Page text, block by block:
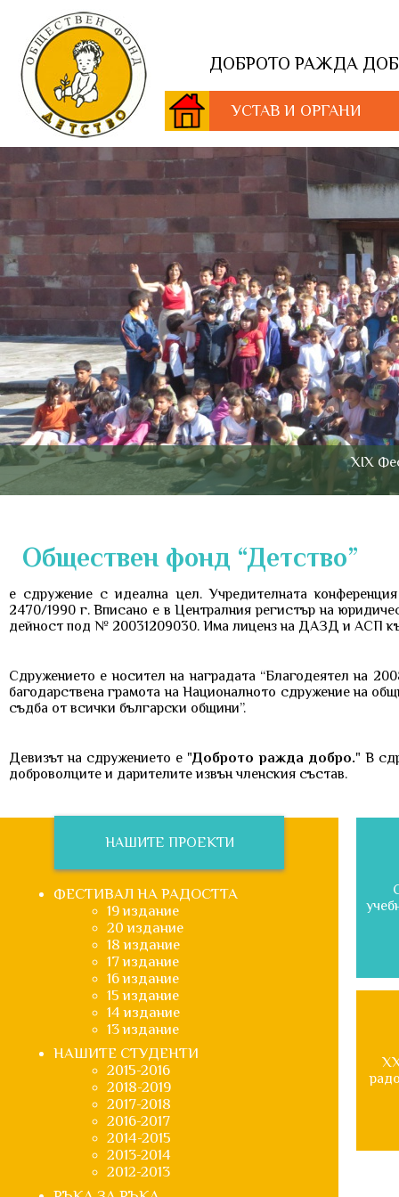
ДОБРОТО РАЖДА
УСТАВ И ОРГАНИ
ХІХ
Обществен фонд “Детство”
е сдружение с идеална цел. Учредителната
2470/1990 г. Вписано e в Централния регистър на
дейност под № 20031209030. Има лиценз на ДАЗД и АСП
Сдружението е носител на наградата “Благодеятел на
багодарствена грамота на Националното сдружение на
съдба от всички български общини”.
Девизът на сдружението е "Доброто ражда добро." В
доброволците и дарителите извън членския състав.
НАШИТЕ ПРОЕКТИ
ФЕСТИВАЛ НА РАДОСТТА
19 издание
20 издание
18 издание
17 издание
16 издание
15 издание
14 издание
13 издание
НАШИТЕ СТУДЕНТИ
2015-2016
2018-2019
2017-2018
2016-2017
2014-2015
2013-2014
2012-2013